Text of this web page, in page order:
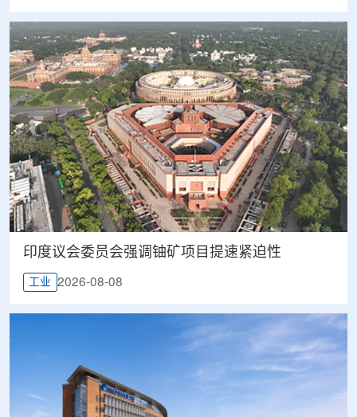
印度议会委员会强调铀矿项目提速紧迫性
工业 2026-08-08